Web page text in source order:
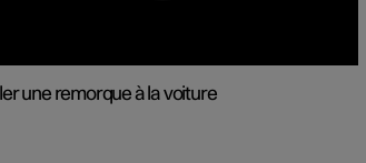
une remorque à la voiture